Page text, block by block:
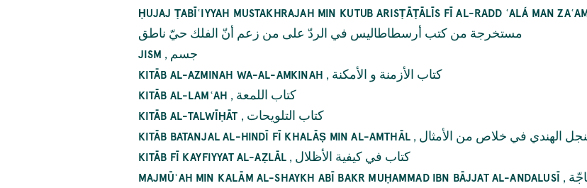
ḤUJAJ ṬABĪʿIYYAH MUSTAKHRAJAH MIN KUTUB ARISṬĀṬĀLĪS FĪ AL-RADD ʿALÁ MAN
مستخرجة من كتب أرسطاطاليس في الردّ على من زعم أنّ الفلك حيّ ناطق
JISM , جسم
KITĀB AL-AZMINAH WA-AL-AMKINAH , كتاب الأزمنة و الأمكنة
KITĀB AL-LAMʿAH , كتاب اللمعة
KITĀB AL-TALWĪḤĀT , كتاب التلويحات
KITĀB BATANJAL AL-HINDĪ FĪ KHALĀṢ MIN AL-AMTHĀL, الهندي في خلاص من الأمثال
KITĀB FĪ KAYFIYYAT AL-AẒLĀL , كتاب في كيفية الأظلال
MAJMŪʿAH MIN KALĀM AL-SHAYKH ABĪ BAKR MUḤAMMAD IBN BĀJJAT AL-ANDALUSĪ,